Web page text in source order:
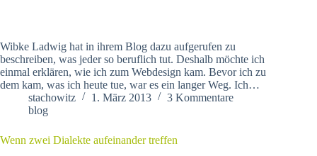
Wibke Ladwig hat in ihrem Blog dazu aufgerufen zu
beschreiben, was jeder so beruflich tut. Deshalb möchte ich
einmal erklären, wie ich zum Webdesign kam. Bevor ich zu
dem kam, was ich heute tue, war es ein langer Weg. Ich…
stachowitz
1. März 2013
3 Kommentare
blog
Wenn zwei Dialekte aufeinander treffen